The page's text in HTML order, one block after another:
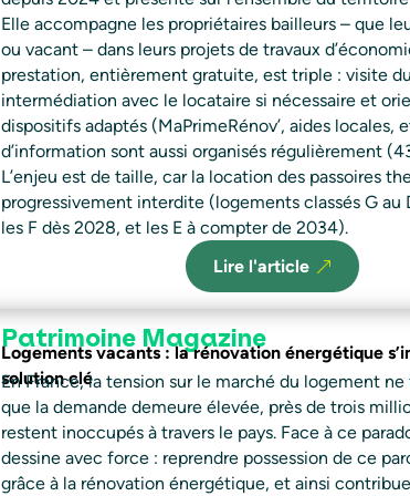
Elle accompagne les propriétaires bailleurs – que
ou vacant – dans leurs projets de travaux
prestation, entièrement gratuite, est triple : visite
intermédiation avec le locataire si nécessaire et
dispositifs adaptés (MaPrimeRénov’, aides locales,
d’information sont aussi organisés régulièrement
L’enjeu est de taille, car la location des passoires
progressivement interdite (logements classés G au
les F dès 2028, et les E à compter de 2034).
Lire l'article
Patrimoine Magazine
Logements vacants : la rénovation énergétique
solution clé
En France, la tension sur le marché du logement
que la demande demeure élevée, près de trois
restent inoccupés à travers le pays. Face à ce
dessine avec force : reprendre possession de ce
grâce à la rénovation énergétique, et ainsi